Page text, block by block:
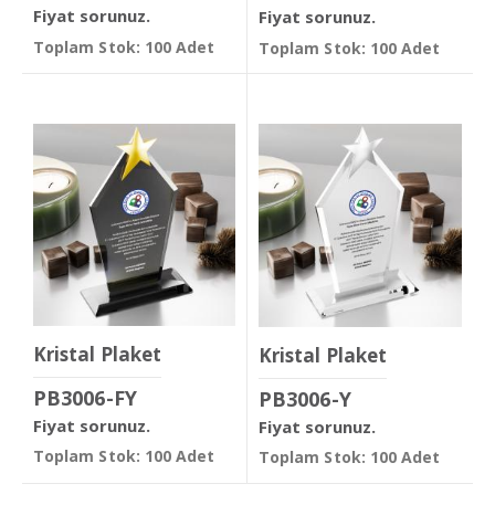
Fiyat sorunuz.
Toplam Stok: 100 Adet
Fiyat sorunuz.
Toplam Stok: 100 Adet
Kristal Plaket
PB3006-FY
Fiyat sorunuz.
Toplam Stok: 100 Adet
Kristal Plaket
PB3006-Y
Fiyat sorunuz.
Toplam Stok: 100 Adet